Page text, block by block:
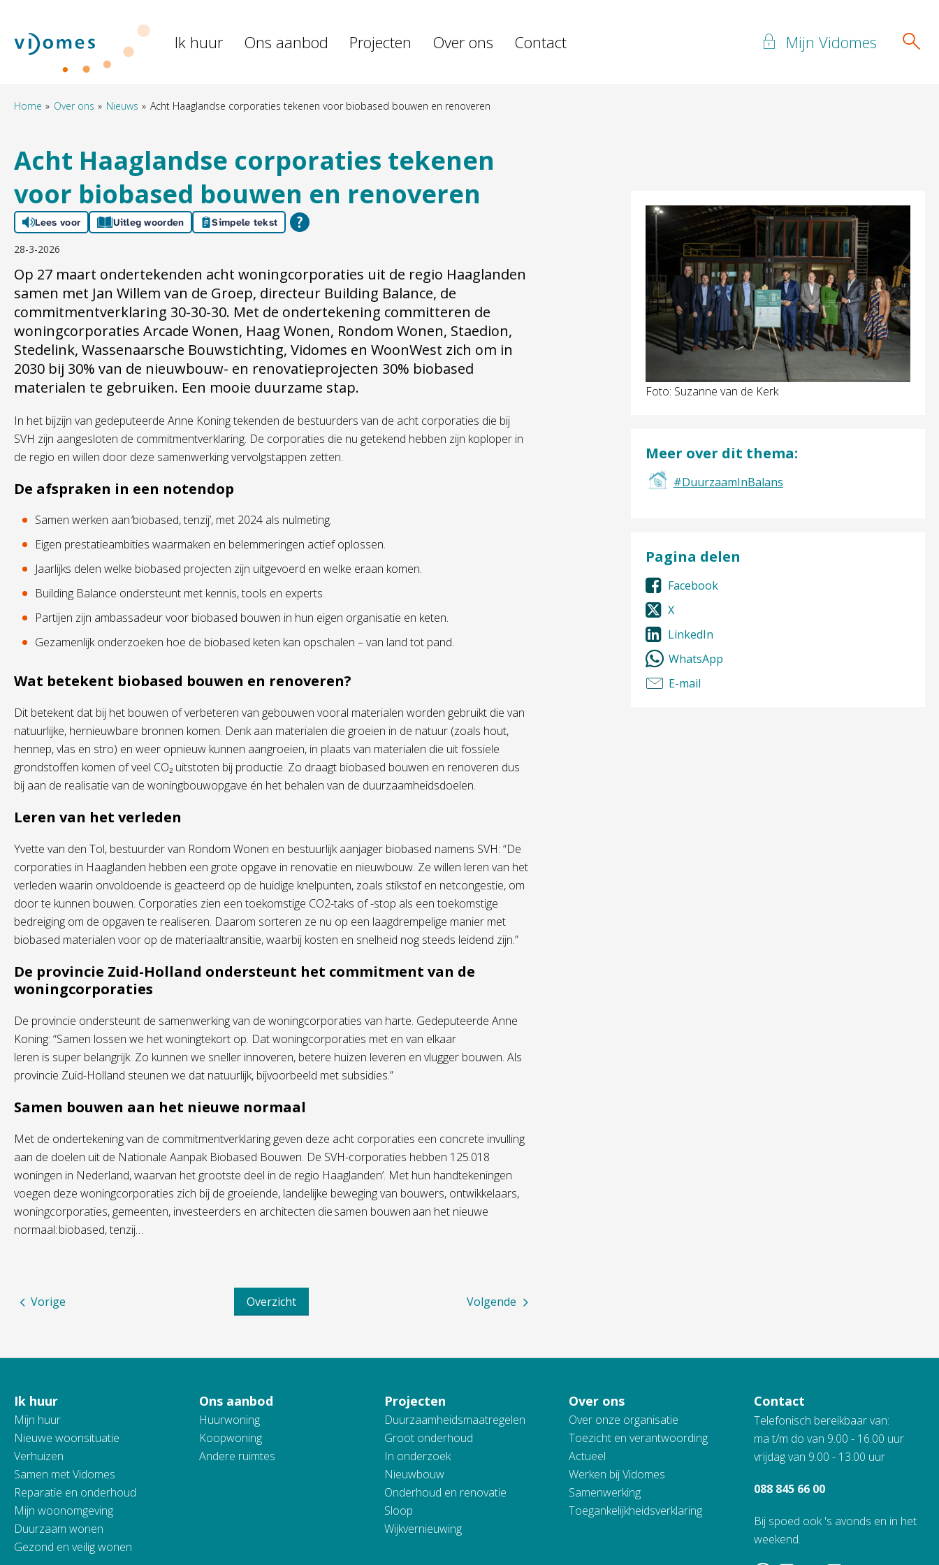
Naar hoofdinhoud
Naar hoofdnavigatiemenu
Naar zoeken
Naar de homepage Ik huur Ons aanbod Projecten Over ons Contact Mijn Vidomes
Home Over ons Nieuws Acht Haaglandse corporaties tekenen voor biobased bouwen en renoveren
Acht Haaglandse corporaties tekenen
voor biobased bouwen en renoveren
Lees voor Uitleg woorden Simpele tekst
28-3-2026
Op 27 maart ondertekenden acht woningcorporaties uit de regio Haaglanden
samen met Jan Willem van de Groep, directeur Building Balance, de
commitmentverklaring 30-30-30. Met de ondertekening committeren de
woningcorporaties Arcade Wonen, Haag Wonen, Rondom Wonen, Staedion,
Stedelink, Wassenaarsche Bouwstichting, Vidomes en WoonWest zich om in
2030 bij 30% van de nieuwbouw- en renovatieprojecten 30% biobased
materialen te gebruiken. Een mooie duurzame stap.
In het bijzijn van gedeputeerde Anne Koning tekenden de bestuurders van de acht corporaties die bij
SVH zijn aangesloten de commitmentverklaring. De corporaties die nu getekend hebben zijn koploper in
de regio en willen door deze samenwerking vervolgstappen zetten.
De afspraken in een notendop
Samen werken aan ‘biobased, tenzij’, met 2024 als nulmeting.
Eigen prestatieambities waarmaken en belemmeringen actief oplossen.
Jaarlijks delen welke biobased projecten zijn uitgevoerd en welke eraan komen.
Building Balance ondersteunt met kennis, tools en experts.
Partijen zijn ambassadeur voor biobased bouwen in hun eigen organisatie en keten.
Gezamenlijk onderzoeken hoe de biobased keten kan opschalen – van land tot pand.
Wat betekent biobased bouwen en renoveren?
Dit betekent dat bij het bouwen of verbeteren van gebouwen vooral materialen worden gebruikt die van
natuurlijke, hernieuwbare bronnen komen. Denk aan materialen die groeien in de natuur (zoals hout,
hennep, vlas en stro) en weer opnieuw kunnen aangroeien, in plaats van materialen die uit fossiele
grondstoffen komen of veel CO₂ uitstoten bij productie. Zo draagt biobased bouwen en renoveren dus
bij aan de realisatie van de woningbouwopgave én het behalen van de duurzaamheidsdoelen.
Leren van het verleden
Yvette van den Tol, bestuurder van Rondom Wonen en bestuurlijk aanjager biobased namens SVH: “De
corporaties in Haaglanden hebben een grote opgave in renovatie en nieuwbouw. Ze willen leren van het
verleden waarin onvoldoende is geacteerd op de huidige knelpunten, zoals stikstof en netcongestie, om
door te kunnen bouwen. Corporaties zien een toekomstige CO2-taks of -stop als een toekomstige
bedreiging om de opgaven te realiseren. Daarom sorteren ze nu op een laagdrempelige manier met
biobased materialen voor op de materiaaltransitie, waarbij kosten en snelheid nog steeds leidend zijn.”
De provincie Zuid-Holland ondersteunt het commitment van de
woningcorporaties
De provincie ondersteunt de samenwerking van de woningcorporaties van harte. Gedeputeerde Anne
Koning: “Samen lossen we het woningtekort op. Dat woningcorporaties met en van elkaar
leren is super belangrijk. Zo kunnen we sneller innoveren, betere huizen leveren en vlugger bouwen. Als
provincie Zuid-Holland steunen we dat natuurlijk, bijvoorbeeld met subsidies.”
Samen bouwen aan het nieuwe normaal
Met de ondertekening van de commitmentverklaring geven deze acht corporaties een concrete invulling
aan de doelen uit de Nationale Aanpak Biobased Bouwen. De SVH-corporaties hebben 125.018
woningen in Nederland, waarvan het grootste deel in de regio Haaglanden’. Met hun handtekeningen
voegen deze woningcorporaties zich bij de groeiende, landelijke beweging van bouwers, ontwikkelaars,
woningcorporaties, gemeenten, investeerders en architecten die samen bouwen aan het nieuwe
normaal: biobased, tenzij…
Volgende
Overzicht
Vorige
Foto: Suzanne van de Kerk
Meer over dit thema:
#DuurzaamInBalans
Pagina delen
Facebook
X
LinkedIn
WhatsApp
E-mail
Contactinformatie
Ik huur
Mijn huur
Nieuwe woonsituatie
Verhuizen
Samen met Vidomes
Reparatie en onderhoud
Mijn woonomgeving
Duurzaam wonen
Gezond en veilig wonen
Ons aanbod
Huurwoning
Koopwoning
Andere ruimtes
Projecten
Duurzaamheidsmaatregelen
Groot onderhoud
In onderzoek
Nieuwbouw
Onderhoud en renovatie
Sloop
Wijkvernieuwing
Over ons
Over onze organisatie
Toezicht en verantwoording
Actueel
Werken bij Vidomes
Samenwerking
Toegankelijkheidsverklaring
Contact
Telefonisch bereikbaar van:
ma t/m do van 9.00 - 16.00 uur
vrijdag van 9.00 - 13.00 uur
088 845 66 00
Bij spoed ook 's avonds en in het
weekend.